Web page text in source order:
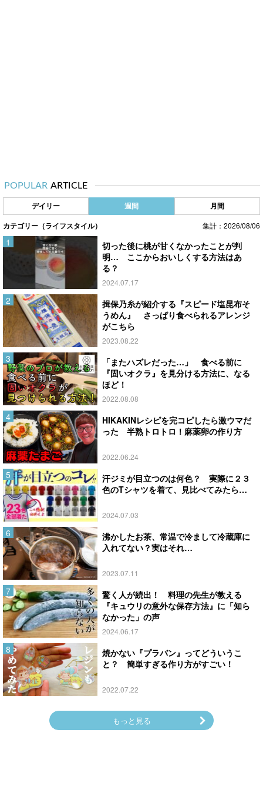
POPULAR ARTICLE
デイリー 週間 月間
カテゴリー（ライフスタイル） 集計：2026/08/06
切った後に桃が甘くなかったことが判
明… ここからおいしくする方法はあ
る？
2024.07.17
揖保乃糸が紹介する『スピード塩昆布そ
うめん』 さっぱり食べられるアレンジ
がこちら
2023.08.22
「またハズレだった…」 食べる前に
『固いオクラ』を見分ける方法に、なる
ほど！
2022.08.08
HIKAKINレシピを完コピしたら激ウマだ
った 半熟トロトロ！麻薬卵の作り方
2022.06.24
汗ジミが目立つのは何色？ 実際に２３
色のTシャツを着て、見比べてみたら…
2024.07.03
沸かしたお茶、常温で冷まして冷蔵庫に
入れてない？実はそれ…
2023.07.11
驚く人が続出！ 料理の先生が教える
『キュウリの意外な保存方法』に「知ら
なかった」の声
2024.06.17
焼かない『プラバン』ってどういうこ
と？ 簡単すぎる作り方がすごい！
2022.07.22
もっと見る